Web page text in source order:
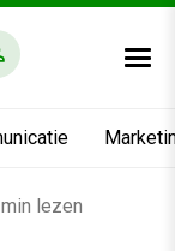
lezen